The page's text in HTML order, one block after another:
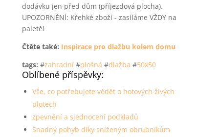
dodávku jen před dům (příjezdová plocha).
UPOZORNĚNÍ: Křehké zboží - zasíláme VŽDY na
paletě!
Čtěte také: Inspirace pro dlažbu kolem domu
tags: #zahradní#plošná #dlažba #50x50
Oblíbené příspěvky:
Vše, co potřebujete vědět o hotových živých
plotech
zpevnění a sjednocení podkladů
Snadný pohyb díky sníženým obrubníkům